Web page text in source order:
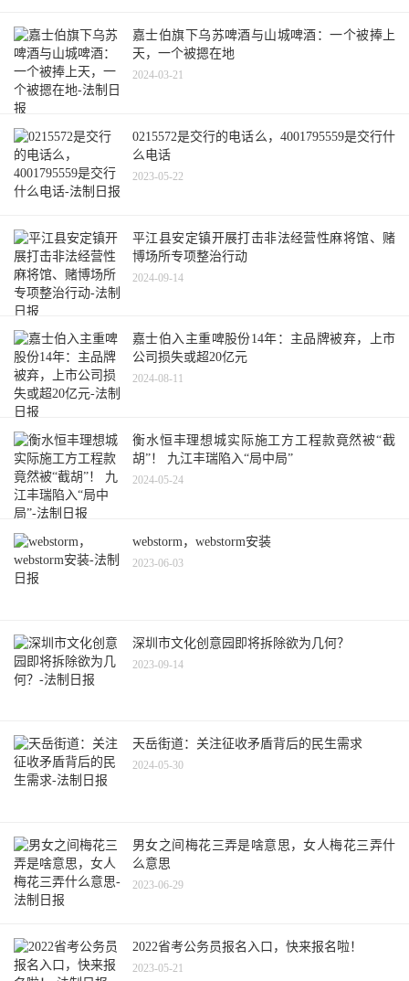
嘉士伯旗下乌苏啤酒与山城啤酒：一个被捧上
天，一个被摁在地
2024-03-21
0215572是交行的电话么，4001795559是交行什
么电话
2023-05-22
平江县安定镇开展打击非法经营性麻将馆、赌
博场所专项整治行动
2024-09-14
嘉士伯入主重啤股份14年：主品牌被弃，上市
公司损失或超20亿元
2024-08-11
衡水恒丰理想城实际施工方工程款竟然被“截
胡”！ 九江丰瑞陷入“局中局”
2024-05-24
webstorm，webstorm安装
2023-06-03
深圳市文化创意园即将拆除欲为几何？
2023-09-14
天岳街道：关注征收矛盾背后的民生需求
2024-05-30
男女之间梅花三弄是啥意思，女人梅花三弄什
么意思
2023-06-29
2022省考公务员报名入口，快来报名啦！
2023-05-21